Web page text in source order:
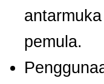
pemula.